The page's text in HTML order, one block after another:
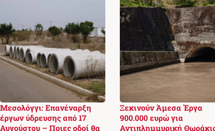
Μεσολόγγι: Επανέναρξη
έργων ύδρευσης από 17
Αυγούστου – Ποιες οδοί θα
Ξεκινούν Άμεσα Έργα
900.000 ευρώ για
Αντιπλημμυρική